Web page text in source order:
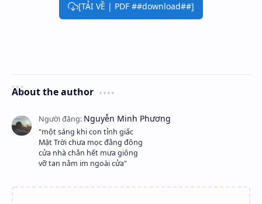
[TẢI VỀ | PDF ##download##]
About the author
"một sáng khi con tỉnh giấc
Mặt Trời chưa mọc đằng đông
cửa nhà chắn hết mưa giông
vỡ tan nằm im ngoài cửa"